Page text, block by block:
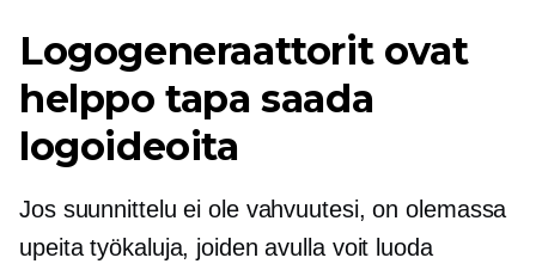
Logogeneraattorit ovat
helppo tapa saada
logoideoita
Jos suunnittelu ei ole vahvuutesi, on olemassa
upeita työkaluja, joiden avulla voit luoda